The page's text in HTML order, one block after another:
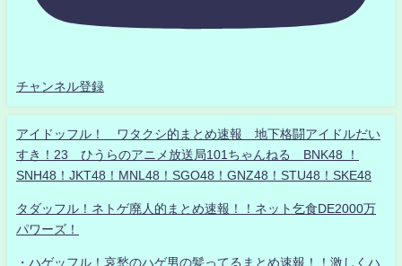
チャンネル登録
アイドッフル！ ワタクシ的まとめ速報 地下格闘アイドルだい
すき！23 ひうらのアニメ放送局101ちゃんねる BNK48 ！
SNH48！JKT48！MNL48！SGO48！GNZ48！STU48！SKE48
タダッフル！ネトゲ廃人的まとめ速報！！ネット乞食DE2000万
パワーズ！
・ハゲッフル！哀愁のハゲ男の髪ってるまとめ速報！！激しくハ